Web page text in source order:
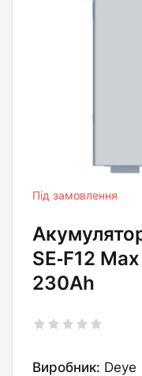
Під замовлення
SE‑F12
230Ah
Виробник: Deye